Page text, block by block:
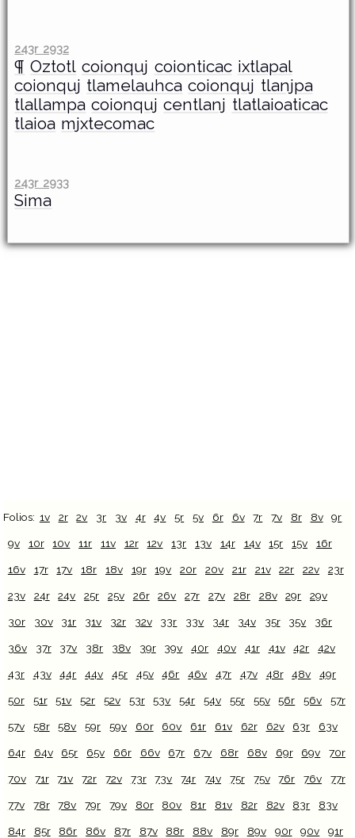
243r 2932
¶ Oztotl coionquj coionticac ixtlapal
coionquj tlamelauhca coionquj tlanjpa
tlallampa coionquj centlanj tlatlaioaticac
tlaioa mjxtecomac
243r 2933
Sima
Folios: 1v 2r 2v 3r 3v 4r 4v 5r 5v 6r 6v 7r 7v 8r 8v 9r
9v 10r 10v 11r 11v 12r 12v 13r 13v 14r 14v 15r 15v 16r
16v 17r 17v 18r 18v 19r 19v 20r 20v 21r 21v 22r 22v 23r
23v 24r 24v 25r 25v 26r 26v 27r 27v 28r 28v 29r 29v
30r 30v 31r 31v 32r 32v 33r 33v 34r 34v 35r 35v 36r
36v 37r 37v 38r 38v 39r 39v 40r 40v 41r 41v 42r 42v
43r 43v 44r 44v 45r 45v 46r 46v 47r 47v 48r 48v 49r
50r 51r 51v 52r 52v 53r 53v 54r 54v 55r 55v 56r 56v 57r
57v 58r 58v 59r 59v 60r 60v 61r 61v 62r 62v 63r 63v
64r 64v 65r 65v 66r 66v 67r 67v 68r 68v 69r 69v 70r
70v 71r 71v 72r 72v 73r 73v 74r 74v 75r 75v 76r 76v 77r
77v 78r 78v 79r 79v 80r 80v 81r 81v 82r 82v 83r 83v
84r 85r 86r 86v 87r 87v 88r 88v 89r 89v 90r 90v 91r